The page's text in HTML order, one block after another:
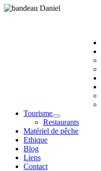
Tourisme
Restaurants
Matériel de pêche
Ethique
Blog
Liens
Contact